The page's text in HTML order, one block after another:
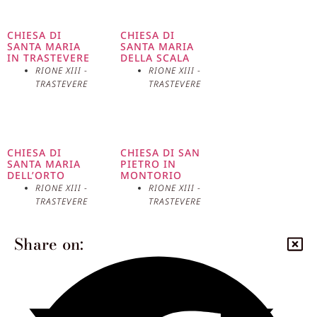
progresso e la bellezza urbana.
CHIESA DI
SANTA MARIA
IN TRASTEVERE
RIONE XIII -
TRASTEVERE
CHIESA DI
SANTA MARIA
DELLA SCALA
RIONE XIII -
TRASTEVERE
CHIESA DI
SANTA MARIA
DELL’ORTO
RIONE XIII -
TRASTEVERE
CHIESA DI SAN
PIETRO IN
MONTORIO
RIONE XIII -
TRASTEVERE
Share on: